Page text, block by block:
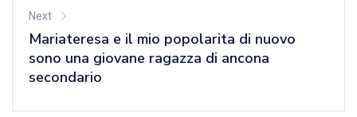
Next
Mariateresa e il mio popolarita di nuovo
sono una giovane ragazza di ancona
secondario